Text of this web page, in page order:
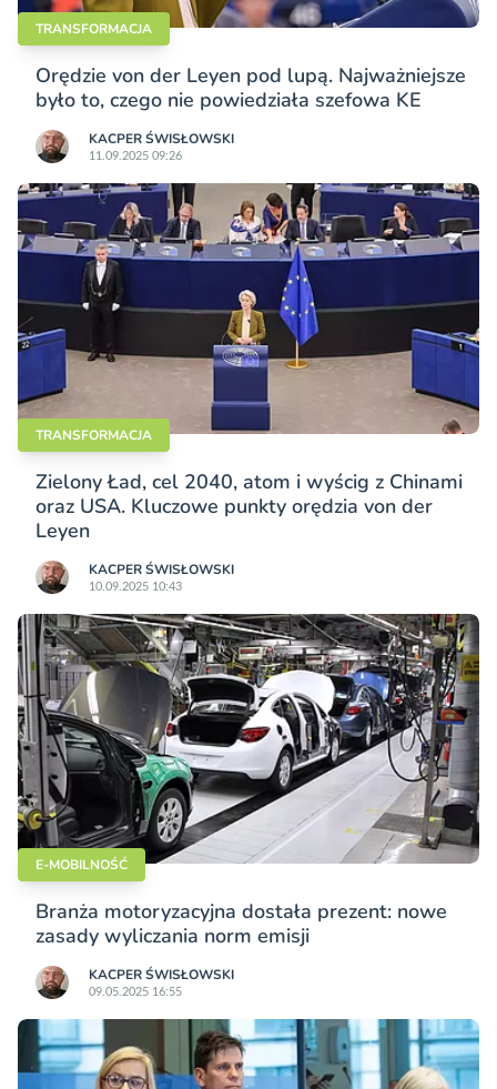
TRANSFORMACJA
Orędzie von der Leyen pod lupą. Najważniejsze
było to, czego nie powiedziała szefowa KE
KACPER ŚWISŁO­WSKI
11.09.2025 09:26
TRANSFORMACJA
Zielony Ład, cel 2040, atom i wyścig z Chinami
oraz USA. Kluczowe punkty orędzia von der
Leyen
KACPER ŚWISŁO­WSKI
10.09.2025 10:43
E-MOBILNOŚĆ
Branża motoryzacyjna dostała prezent: nowe
zasady wyliczania norm emisji
KACPER ŚWISŁO­WSKI
09.05.2025 16:55